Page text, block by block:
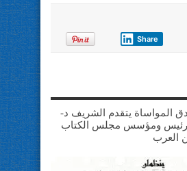
Share
المواساة يتقدم الشريف د-
رئيس ومؤسس مجلس الكتاب
العرب